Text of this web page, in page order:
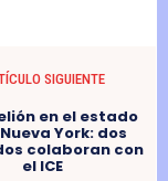
SIGUIENTE